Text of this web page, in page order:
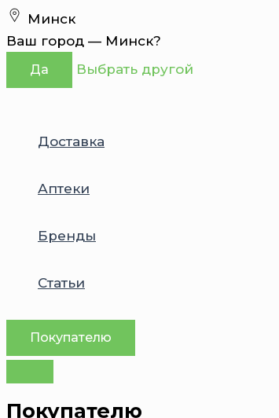
Перейти
к
содержимому
Минск
Ваш город — Минск?
Да Выбрать другой
Доставка
Аптеки
Бренды
Статьи
Покупателю
Покупателю